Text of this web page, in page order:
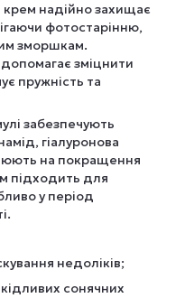
крем надійно захищає
фотостарінню,
зморшкам.
зміцнити
пружність та
забезпечують
гіалуронова
на покращення
підходить для
у період
недоліків;
сонячних